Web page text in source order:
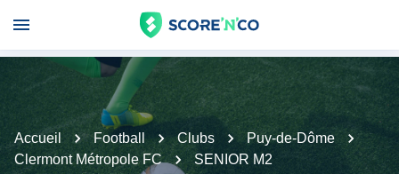
Accueil Football Clubs
Puy-de-Dôme
Clermont Métropole FC
SENIOR M2